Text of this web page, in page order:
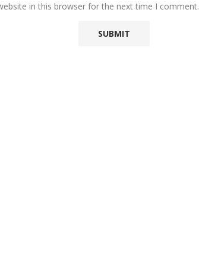
in this browser for the next time I comment.